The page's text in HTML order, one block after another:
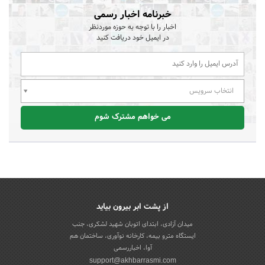
خبرنامه اخبار رسمی
اخبار را با توجه به حوزه موردنظر
در ایمیل خود دریافت کنید
انتخاب سرویس
می خواهم مشترک شوم
از پشت ابر بیرون بیاید
میدان آزادی، ابتدای اتوبان شهید لشکری، جنب
ایستگاه مترو بیمه، کارخانه نوآوری، ساختمان هم
آوا، اخباررسمی
support@akhbarrasmi.com